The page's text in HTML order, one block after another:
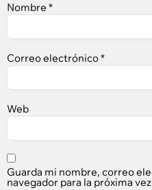
Nombre *
Correo electrónico*
Web
Guarda mi nombre, correo
navegador para la próxima